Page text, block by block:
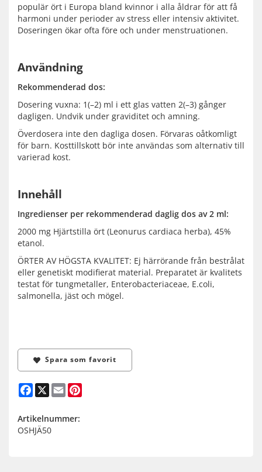
populär ört i Europa bland kvinnor i alla åldrar för att få
harmoni under perioder av stress eller intensiv aktivitet.
Doseringen ökar ofta före och under menstruationen.
Användning
Rekommenderad dos:
Dosering vuxna: 1(–2) ml i ett glas vatten 2(–3) gånger
dagligen. Undvik under graviditet och amning.
Överdosera inte den dagliga dosen. Förvaras oåtkomligt
för barn. Kosttillskott bör inte användas som alternativ till
varierad kost.
Innehåll
Ingredienser per rekommenderad daglig dos av 2 ml:
2000 mg Hjärtstilla ört (Leonurus cardiaca herba), 45%
etanol.
ÖRTER AV HÖGSTA KVALITET: Ej härrörande från bestrålat
eller genetiskt modifierat material. Preparatet är kvalitets
testat för tungmetaller, Enterobacteriaceae, E.coli,
salmonella, jäst och mögel.
Spara som favorit
Facebook
X Email
Artikelnummer:
OSHJÄ50